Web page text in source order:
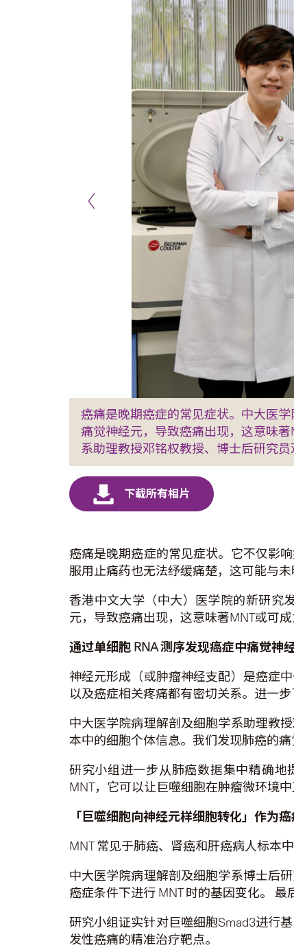
癌痛是晚期癌症的常见症状。中大医
痛觉神经元，导致癌痛出现，这意味
系助理教授邓铭权教授、博士后研究员
癌痛是晚期癌症的常见症状。它不仅影
服用止痛药也无法纾缓痛楚，这可能与未
香港中文大学（中大）医学院的新研究
元，导致癌痛出现，这意味著MNT或可
通过单细胞RNA测序发现癌症中痛觉神
神经元形成（或肿瘤神经支配）是癌症
以及癌症相关疼痛都有密切关系。进一
中大医学院病理解剖及细胞学系助理教授
本中的细胞个体信息。我们发现肺癌的
研究小组进一步从肺癌数据集中精确
MNT，它可以让巨噬细胞在肿瘤微环境
「巨噬细胞向神经元样细胞转化」作为
MNT 常见于肺癌、肾癌和肝癌病人标本
中大医学院病理解剖及细胞学系博士后
癌症条件下进行 MNT 时的基因变化。 最
研究小组证实针对巨噬细胞Smad3进行
发性癌痛的精准治疗靶点。